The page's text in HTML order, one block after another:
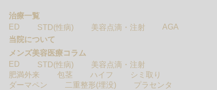
治療一覧
ED
STD(性病) 美容点滴・注射
AGA
当院について
メンズ美容医療コラム
ED
STD(性病)
美容点滴・注射
肥満外来
包茎 ハイフ
シミ取り
ダーマペン
二重整形(埋没)
プラセンタ